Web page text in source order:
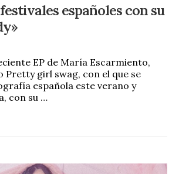
españoles con su
EP de María Escarmiento,
Pretty girl swag, con el que se
española este verano y
con su …